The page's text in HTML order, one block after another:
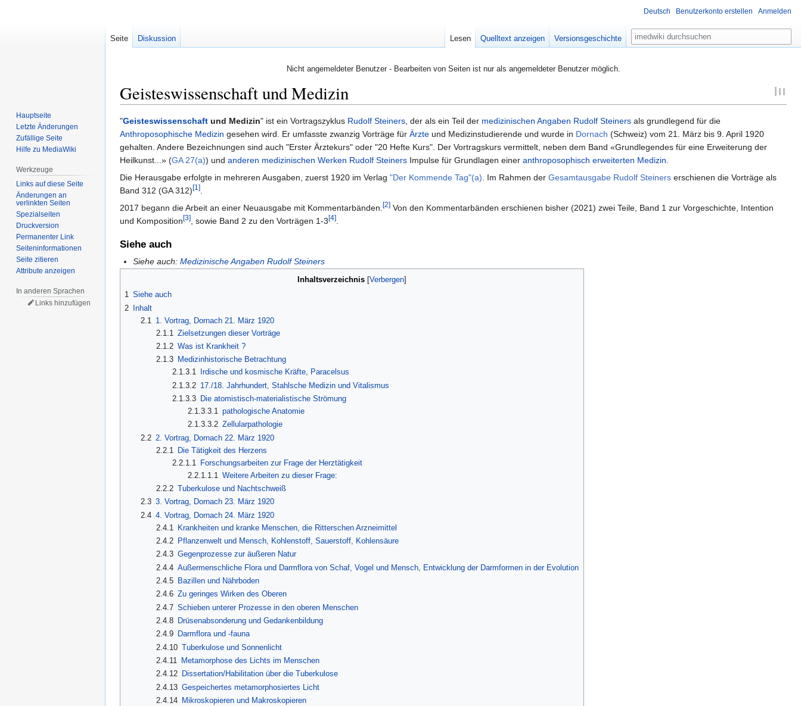
Nicht angemeldeter Benutzer - Bearbeiten von Seiten ist nur als angemeldeter Benutzer möglich.
Geisteswissenschaft und Medizin
Zur
Navigation
springen
Zur
Suche
springen
"Geisteswissenschaft und Medizin" ist ein Vortragszyklus Rudolf Steiners, der als ein Teil der medizinischen Angaben Rudolf Steiners als grundlegend für die
Anthroposophische Medizin gesehen wird. Er umfasste zwanzig Vorträge für Ärzte und Medizinstudierende und wurde in Dornach (Schweiz) vom 21. März bis 9. April 1920
gehalten. Andere Bezeichnungen sind auch "Erster Ärztekurs" oder "20 Hefte Kurs". Der Vortragskurs vermittelt, neben dem Band «Grundlegendes für eine Erweiterung der
Heilkunst...» (GA 27(a)) und anderen medizinischen Werken Rudolf Steiners Impulse für Grundlagen einer anthroposophisch erweiterten Medizin.
Die Herausgabe erfolgte in mehreren Ausgaben, zuerst 1920 im Verlag "Der Kommende Tag"(a). Im Rahmen der Gesamtausgabe Rudolf Steiners erschienen die Vorträge als
Band 312 (GA 312)[1].
2017 begann die Arbeit an einer Neuausgabe mit Kommentarbänden.[2] Von den Kommentarbänden erschienen bisher (2021) zwei Teile, Band 1 zur Vorgeschichte, Intention
und Komposition[3], sowie Band 2 zu den Vorträgen 1-3[4].
Siehe auch
Siehe auch:Medizinische Angaben Rudolf Steiners
Inhaltsverzeichnis
1 Siehe auch
2 Inhalt
2.1
1. Vortrag, Dornach 21. März 1920
2.1.1
Zielsetzungen dieser Vorträge
2.1.2 Was ist Krankheit ?
2.1.3 Medizinhistorische Betrachtung
2.1.3.1
Irdische und kosmische Kräfte, Paracelsus
2.1.3.2 17./18. Jahrhundert, Stahlsche Medizin und Vitalismus
2.1.3.3
Die atomistisch-materialistische Strömung
2.1.3.3.1
pathologische Anatomie
2.1.3.3.2 Zellularpathologie
2.2 2. Vortrag, Dornach 22. März 1920
2.2.1
Die Tätigkeit des Herzens
2.2.1.1
Forschungsarbeiten zur Frage der Herztätigkeit
2.2.1.1.1
Weitere Arbeiten zu dieser Frage:
2.2.2 Tuberkulose und Nachtschweiß
2.3 3. Vortrag, Dornach 23. März 1920
2.4 4. Vortrag, Dornach 24. März 1920
2.4.1
Krankheiten und kranke Menschen, die Ritterschen Arzneimittel
2.4.2 Pflanzenwelt und Mensch, Kohlenstoff, Sauerstoff, Kohlensäure
2.4.3 Gegenprozesse zur äußeren Natur
2.4.4 Außermenschliche Flora und Darmflora von Schaf, Vogel und Mensch, Entwicklung der Darmformen in der Evolution
2.4.5 Bazillen und Nährboden
2.4.6 Zu geringes Wirken des Oberen
2.4.7 Schieben unterer Prozesse in den oberen Menschen
2.4.8 Drüsenabsonderung und Gedankenbildung
2.4.9 Darmflora und -fauna
2.4.10 Tuberkulose und Sonnenlicht
2.4.11
Metamorphose des Lichts im Menschen
2.4.12 Dissertation/Habilitation über die Tuberkulose
2.4.13 Gespeichertes metamorphosiertes Licht
2.4.14 Mikroskopieren und Makroskopieren
Deutsch Benutzerkonto erstellen Anmelden
Seite Diskussion Lesen Quelltext anzeigen Versionsgeschichte
Suche
Hauptseite
Letzte Änderungen
Zufällige Seite
Hilfe zu MediaWiki
Werkzeuge
Links auf diese Seite
Änderungen an
verlinkten Seiten
Spezialseiten
Druckversion
Permanenter Link
Seiten­informationen
Seite zitieren
Attribute anzeigen
In anderen Sprachen
Links hinzufügen